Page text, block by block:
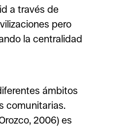
a través de
pero
la centralidad
ámbitos
comunitarias.
2006) es